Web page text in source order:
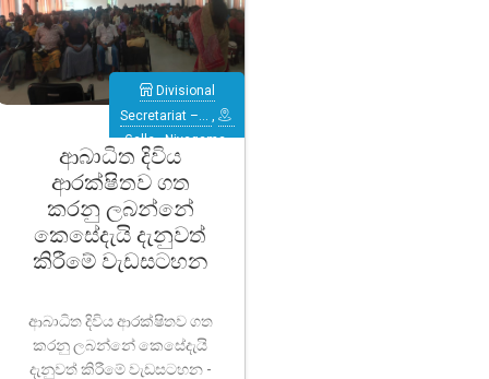
ආබාධිත දිවිය
ආරක්ෂිතව ගත
කරනු ලබන්නේ
කෙසේදැයි දැනුවත්
කිරීමේ වැඩසටහන
Divisional
Secretariat –…
Galle ,Niyagama
ආබාධිත දිවිය ආරක්ෂිතව ගත
කරනු ලබන්නේ කෙසේදැයි
දැනුවත් කිරීමේ වැඩසටහන -